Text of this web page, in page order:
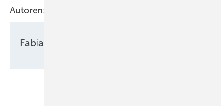
Autoren:
Fabian Kauschke